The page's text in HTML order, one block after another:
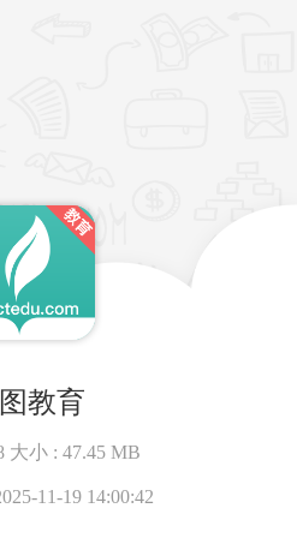
教育
大小 :47.45 MB
11-19 14:00:42